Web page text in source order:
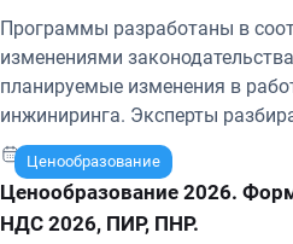
Программы разработаны в
изменениями
планируемые изменения в
инжиниринга. Эксперты
примеры, наиболее
опираясь на собственный
участников. По окончании
удостоверение о повышении
Ценообразование
11-13 марта 2026 г.
Ценообразование 2026.
НДС 2026, ПИР, ПНР.